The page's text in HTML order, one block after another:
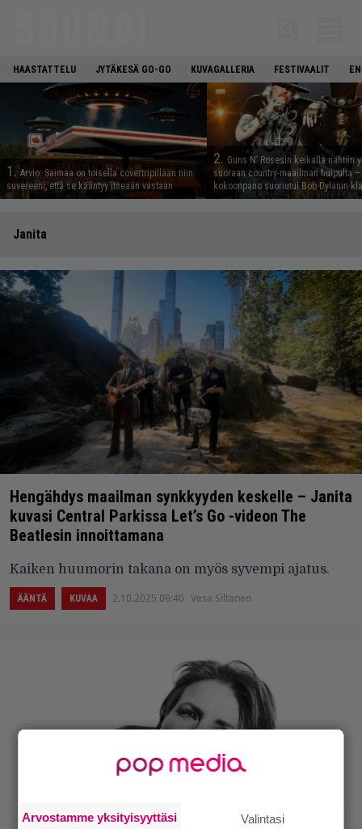
HAASTATTELU JYTÄKESÄ GO-GO KUVAGALLERIA FESTIVAALIT
1. Arvio: Saimaa on toisella covertripillään niin
suvereeni, että se kääntyy itseään vastaan
2. Guns N’ Rosesin keikalla nähtiin
suoraan country-maailman huipulta
kokoonpano suoriutui Bob Dylanin
Janita
Hengähdys maailman synkkyyden keskelle – Janita
kuvasi Central Parkissa Let’s Go -videon The
Beatlesin innoittamana
Kaiken huumorin takana on myös syvempi ajatus.
ÄÄNTÄ KUVAA 2.10.2025 09:40 Vesa Siltanen
Arvostamme yksityisyyttäsi Valintasi